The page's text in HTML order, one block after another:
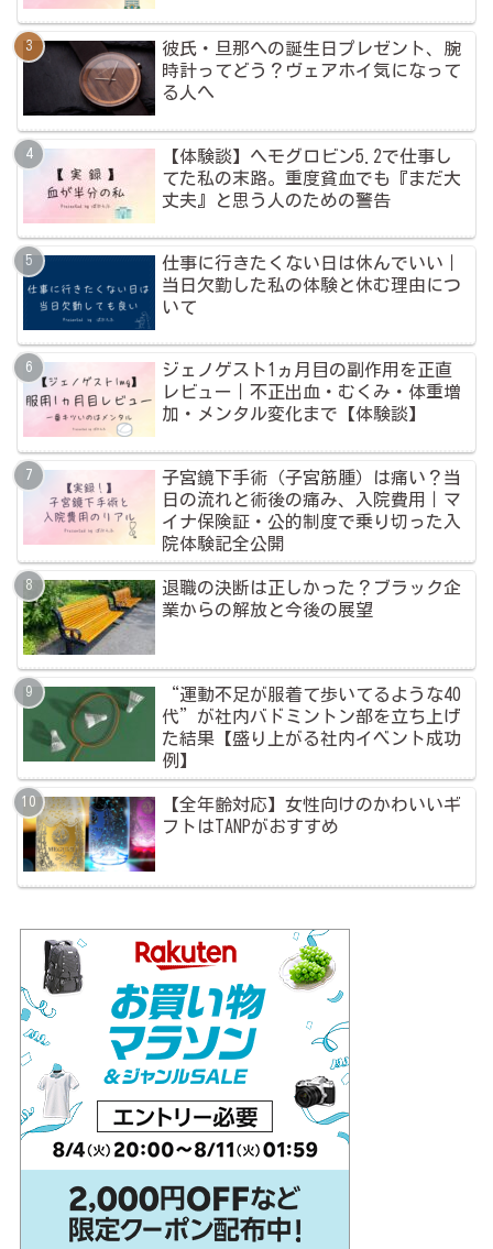
彼氏・旦那への誕生日プレゼント、腕
時計ってどう？ヴェアホイ気になって
る人へ
【体験談】ヘモグロビン5.2で仕事し
てた私の末路。重度貧血でも『まだ大
丈夫』と思う人のための警告
仕事に行きたくない日は休んでいい｜
当日欠勤した私の体験と休む理由につ
いて
ジェノゲスト1ヵ月目の副作用を正直
レビュー｜不正出血・むくみ・体重増
加・メンタル変化まで【体験談】
子宮鏡下手術（子宮筋腫）は痛い？当
日の流れと術後の痛み、入院費用｜マ
イナ保険証・公的制度で乗り切った入
院体験記全公開
退職の決断は正しかった？ブラック企
業からの解放と今後の展望
“運動不足が服着て歩いてるような40
代”が社内バドミントン部を立ち上げ
た結果【盛り上がる社内イベント成功
例】
【全年齢対応】女性向けのかわいいギ
フトはTANPがおすすめ